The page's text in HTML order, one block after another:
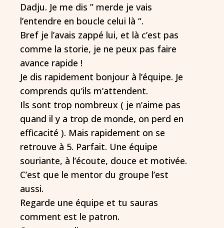
Dadju. Je me dis ” merde je vais
l’entendre en boucle celui là “.
Bref je l’avais zappé lui, et là c’est pas
comme la storie, je ne peux pas faire
avance rapide !
Je dis rapidement bonjour à l’équipe. Je
comprends qu’ils m’attendent.
Ils sont trop nombreux ( je n’aime pas
quand il y a trop de monde, on perd en
efficacité ). Mais rapidement on se
retrouve à 5. Parfait. Une équipe
souriante, à l’écoute, douce et motivée.
C’est que le mentor du groupe l’est
aussi.
Regarde une équipe et tu sauras
comment est le patron.